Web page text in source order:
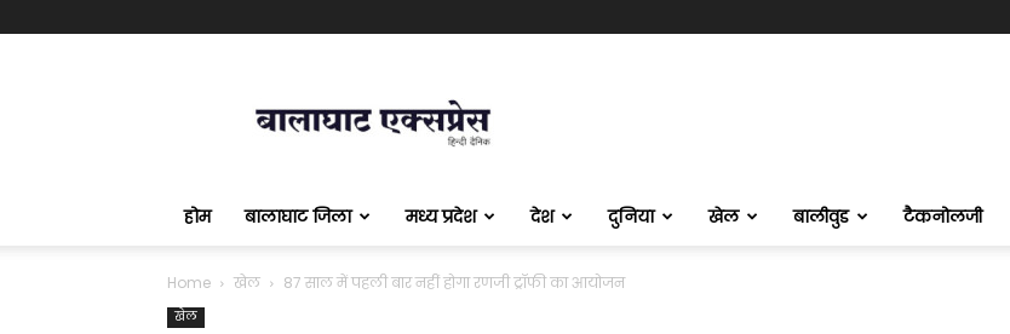
एक्सप्रेस
होम बालाघाट जिला मध्य प्रदेश देश दुनिया खेल बालीवुड टैकनोलजी
Home खेल 87 साल में पहली बार नहीं होगा रणजी ट्रॉफी का आयोजन
खेल